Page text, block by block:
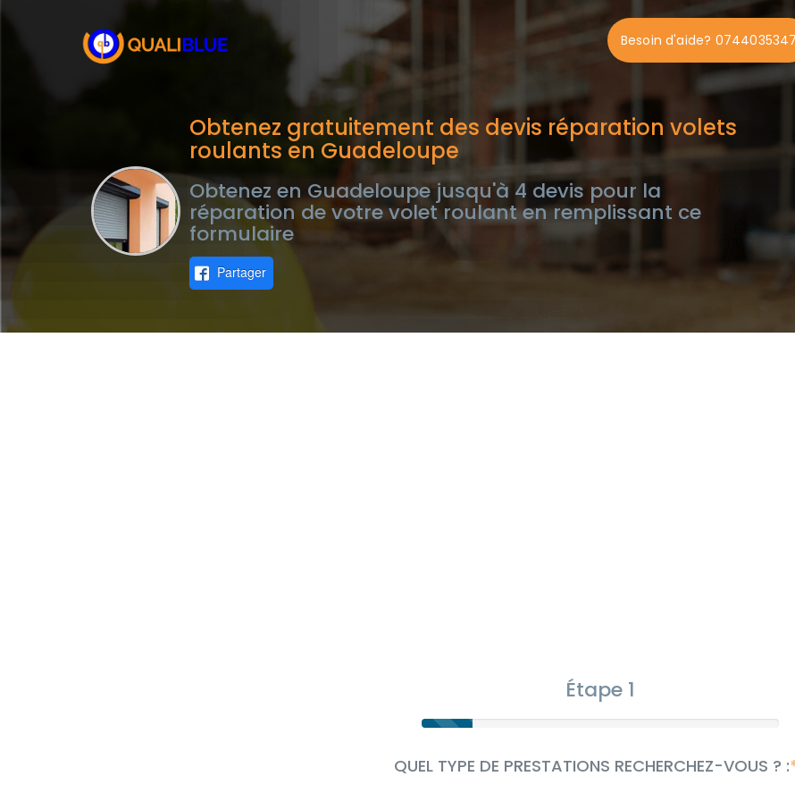
Besoin d'aide? 0744035347
Obtenez gratuitement des devis réparation volets
roulants en Guadeloupe
Obtenez en Guadeloupe jusqu'à 4 devis pour la
réparation de votre volet roulant en remplissant ce
formulaire
Partager
Étape 1
QUEL TYPE DE PRESTATIONS RECHERCHEZ-VOUS ? :